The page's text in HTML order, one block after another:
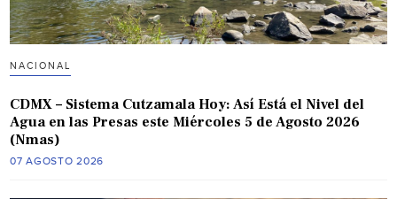
NACIONAL
CDMX – Sistema Cutzamala Hoy: Así Está el Nivel del
Agua en las Presas este Miércoles 5 de Agosto 2026
(Nmas)
07 AGOSTO 2026